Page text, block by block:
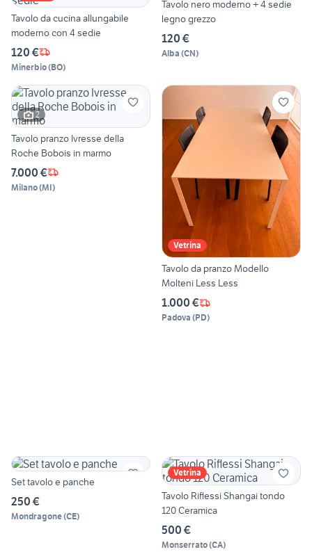
Tavolo da cucina allungabile
moderno con 4 sedie
120 €
Minerbio(BO)
Tavolo nero moderno + 4 sedie
legno grezzo
120 €
Alba (CN)
2
Tavolo pranzo Ivresse della
Roche Bobois in marmo
7.000 €
Milano(MI)
Vetrina
Tavolo da pranzo Modello
Molteni Less Less
1.000 €
Padova (PD)
Set tavolo e panche
250 €
Mondragone(CE)
Vetrina
Tavolo Riflessi Shangai tondo
120 Ceramica
500 €
Monserrato(CA)